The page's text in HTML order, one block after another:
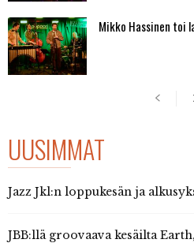
Mikko Hassinen toi
UUSIMMAT
Jazz Jkl:n loppukesän ja
JBB:llä groovaava kesäilta